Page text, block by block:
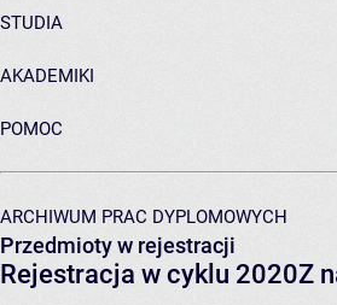
STUDIA
AKADEMIKI
POMOC
ARCHIWUM PRAC DYPLOMOWYCH
Przedmioty w rejestracji
Rejestracja w cyklu 2020Z